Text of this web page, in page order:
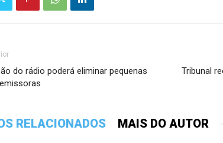
do rádio poderá eliminar pequenas
Tribunal
RELACIONADOS MAIS DO AUTOR